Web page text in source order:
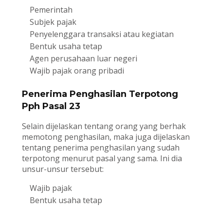
Pemerintah
Subjek pajak
Penyelenggara transaksi atau kegiatan
Bentuk usaha tetap
Agen perusahaan luar negeri
Wajib pajak orang pribadi
Penerima Penghasilan Terpotong
Pph Pasal 23
Selain dijelaskan tentang orang yang berhak
memotong penghasilan, maka juga dijelaskan
tentang penerima penghasilan yang sudah
terpotong menurut pasal yang sama. Ini dia
unsur-unsur tersebut:
Wajib pajak
Bentuk usaha tetap